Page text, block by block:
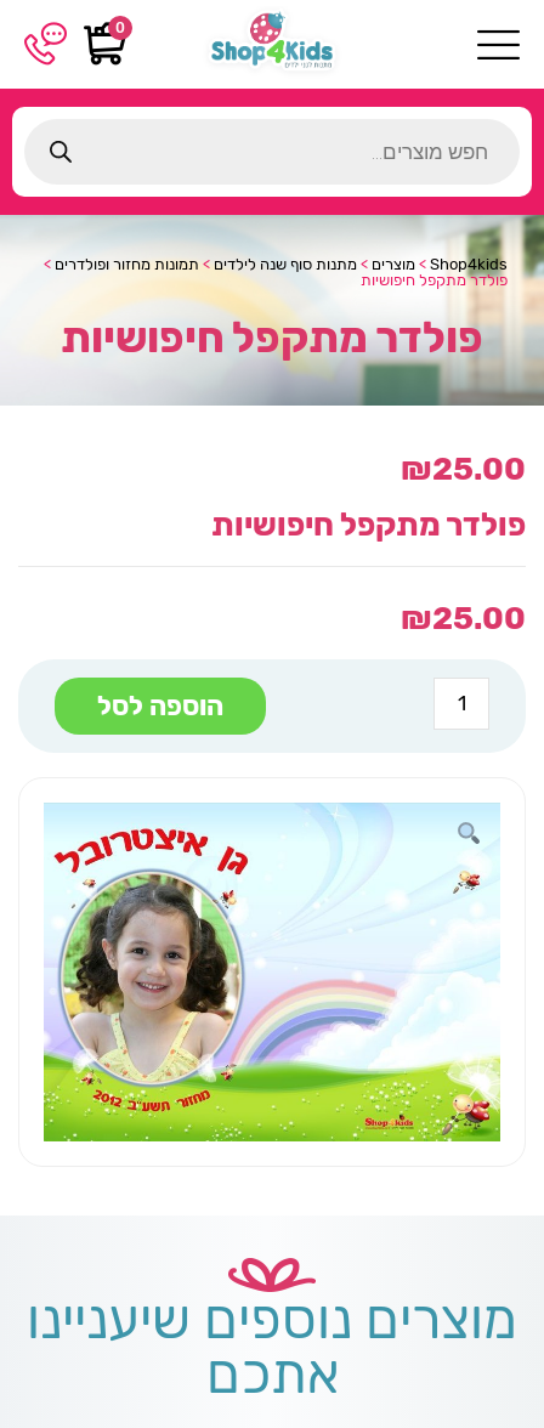
0
search
Shop4kids
> מוצרים > מתנות סוף שנה לילדים > תמונות מחזור ופולדרים >
פולדר מתקפל חיפושיות
פולדר מתקפל חיפושיות
₪25.00
פולדר מתקפל חיפושיות
₪25.00
כמות
של
פולדר
הוספה לסל
מוצרים נוספים שיעניינו
אתכם